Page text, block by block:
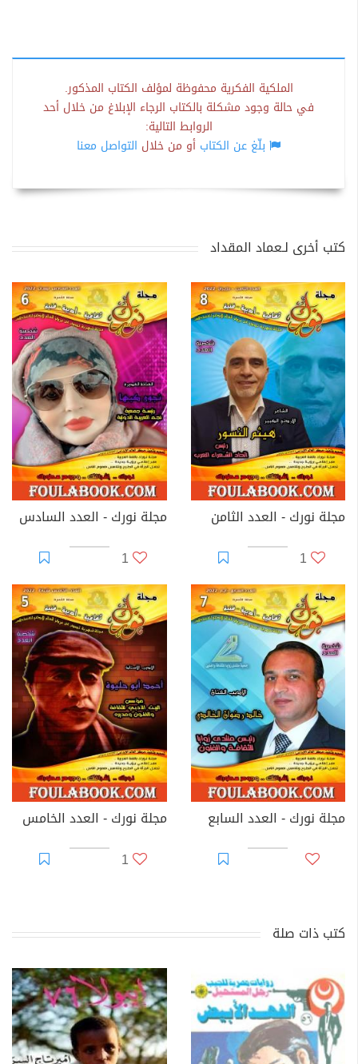
الملكية الفكرية محفوظة لمؤلف الكتاب المذكور.
في حالة وجود مشكلة بالكتاب الرجاء الإبلاغ من خلال أحد
الروابط التالية:
بلّغ عن الكتاب أو من خلال التواصل معنا
كتب أخرى لـعماد المقداد
مجلة نورك - العدد الثامن
1
مجلة نورك - العدد السادس
1
مجلة نورك - العدد السابع
مجلة نورك - العدد الخامس
1
كتب ذات صلة